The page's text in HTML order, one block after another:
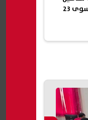
زواج لم يستمر سوى 23